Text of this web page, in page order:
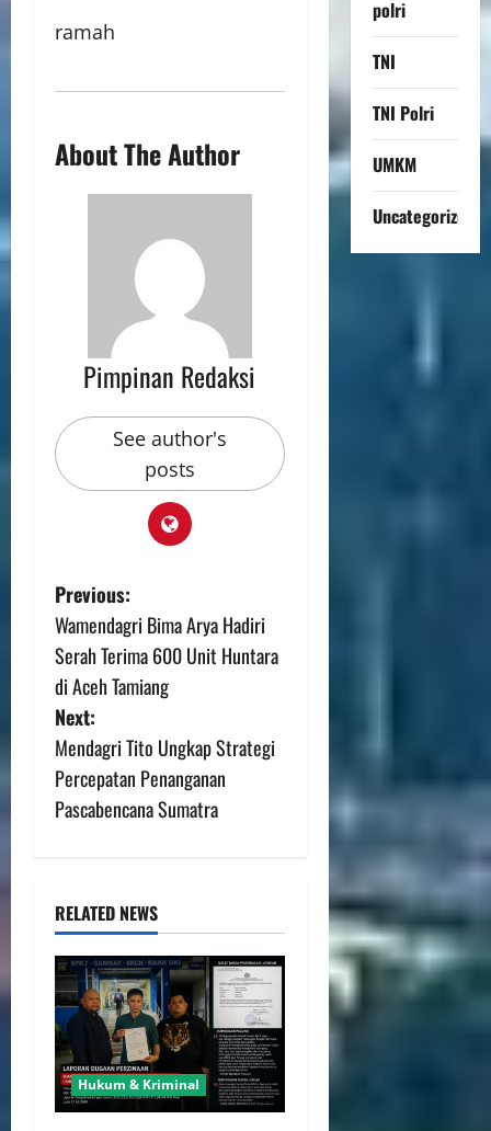
ramah
About The Author
Pimpinan Redaksi
See author's
posts
Previous:
Wamendagri Bima Arya Hadiri
Serah Terima 600 Unit Huntara
di Aceh Tamiang
Next:
Mendagri Tito Ungkap Strategi
Percepatan Penanganan
Pascabencana Sumatra
RELATED NEWS
Hukum & Kriminal
polri
TNI
TNI Polri
UMKM
Uncategorized